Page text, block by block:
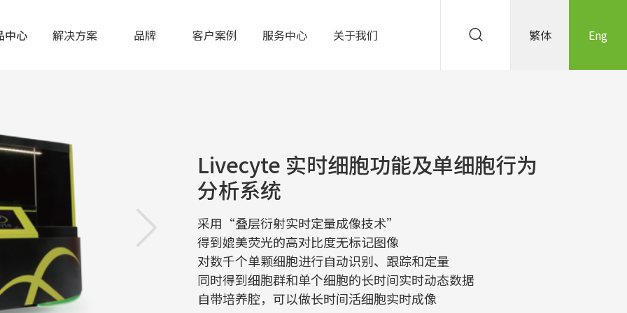
中心 解决方案 品牌 客户案例 服务中心 关于我们 繁体 Eng
Livecyte 实时细胞功能及单细胞行为
分析系统
采用“叠层衍射实时定量成像技术”
得到媲美荧光的高对比度无标记图像
对数千个单颗细胞进行自动识别、跟踪和定量
同时得到细胞群和单个细胞的长时间实时动态数据
自带培养腔，可以做长时间活细胞实时成像